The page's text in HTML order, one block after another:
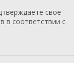
свое
в соответствии с